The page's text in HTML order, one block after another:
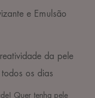
e Emulsão
da pele
os dias
Quer tenha pele